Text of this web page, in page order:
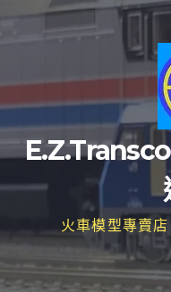
火車模型專賣